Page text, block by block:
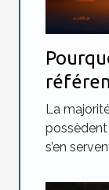
une
La
possèdent
s’en